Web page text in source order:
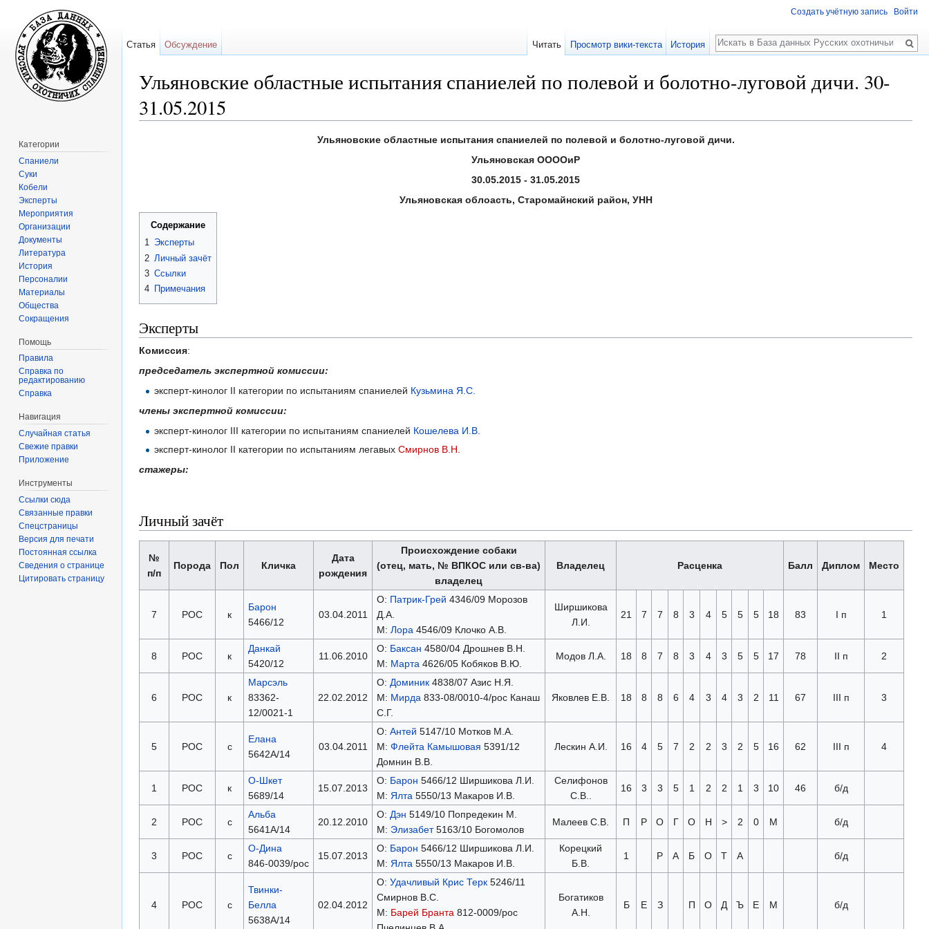
Ульяновские областные испытания спаниелей по полевой и болотно-луговой дичи. 30-
31.05.2015
Ульяновские областные испытания спаниелей по полевой и болотно-луговой дичи.
Ульяновская ООООиР
30.05.2015 - 31.05.2015
Ульяновская облоасть, Старомайнский район, УНН
Содержание
1 Эксперты
2 Личный зачёт
3 Ссылки
4 Примечания
Эксперты
Комиссия:
председатель экспертной комиссии:
эксперт-кинолог II категории по испытаниям спаниелей Кузьмина Я.С.
члены экспертной комиссии:
эксперт-кинолог III категории по испытаниям спаниелей Кошелева И.В.
эксперт-кинолог II категории по испытаниям легавыхСмирнов В.Н.
стажеры:
Личный зачёт
№
п/п
Порода Пол Кличка
Дата
рождения
Происхождение собаки
(отец, мать, № ВПКОС или св-ва)
владелец
Владелец Расценка Балл Диплом Место
7 РОС к
Барон
5466/12
03.04.2011
О: Патрик-Грей 4346/09 Морозов
Д.А.
М: Лора 4546/09 Клочко А.В.
Ширшикова
Л.И.
21 7 7 8 3 4 5 5 5 18 83 I п 1
8 РОС к
Данкай
5420/12
11.06.2010
О: Баксан 4580/04 Дрошнев В.Н.
М: Марта 4626/05 Кобяков В.Ю.
Модов Л.А. 18 8 7 8 3 4 3 5 5 17 78 II п 2
6 РОС к
Марсэль
83362-
12/0021-1
22.02.2012
О: Доминик4838/07 Азис Н.Я.
М: Мирда 833-08/0010-4/рос Канаш
С.Г.
Яковлев Е.В. 18 8 8 6 4 3 4 3 2 11 67 III п 3
5 РОС с
Елана
5642А/14
03.04.2011
О: Антей 5147/10 Мотков М.А.
М: Флейта Камышовая 5391/12
Домнин В.В.
Лескин А.И. 16 4 5 7 2 2 3 2 5 16 62 III п 4
1 РОС к
О-Шкет
5689/14
15.07.2013
О: Барон 5466/12 Ширшикова Л.И.
М: Ялта 5550/13 Макаров И.В.
Селифонов
С.В..
16 3 3 5 1 2 2 1 3 10 46 б/д
2 РОС с
Альба
5641А/14
20.12.2010
О: Дэн 5149/10 Попредекин М.
М: Элизабет5163/10 Богомолов
Малеев С.В. П Р О Г О Н > 2 0 М б/д
3 РОС с
О-Дина
846-0039/рос
15.07.2013
О: Барон 5466/12 Ширшикова Л.И.
М: Ялта 5550/13 Макаров И.В.
Корецкий
Б.В.
1 Р А Б О Т А б/д
4 РОС с
Твинки-
Белла
5638А/14
02.04.2012
О: Удачливый Крис Терк5246/11
Смирнов В.С.
М: Барей Бранта 812-0009/рос
Богатиков
А.Н.
Б Е З П О Д Ъ Е М б/д
Создать учётную запись Войти
Статья Обсуждение Читать Просмотр вики-текста История
Поиск
Категории
Спаниели
Суки
Кобели
Эксперты
Мероприятия
Организации
Документы
Литература
История
Персоналии
Материалы
Общества
Сокращения
Помощь
Правила
Справка по
редактированию
Справка
Навигация
Случайная статья
Свежие правки
Приложение
Инструменты
Ссылки сюда
Связанные правки
Спецстраницы
Версия для печати
Постоянная ссылка
Сведения о странице
Цитировать страницу